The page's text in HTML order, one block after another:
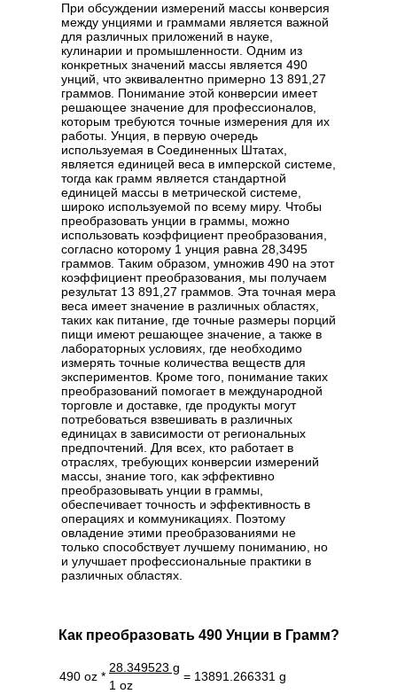
При обсуждении измерений массы конверсия
между унциями и граммами является важной
для различных приложений в науке,
кулинарии и промышленности. Одним из
конкретных значений массы является 490
унций, что эквивалентно примерно 13 891,27
граммов. Понимание этой конверсии имеет
решающее значение для профессионалов,
которым требуются точные измерения для их
работы. Унция, в первую очередь
используемая в Соединенных Штатах,
является единицей веса в имперской системе,
тогда как грамм является стандартной
единицей массы в метрической системе,
широко используемой по всему миру. Чтобы
преобразовать унции в граммы, можно
использовать коэффициент преобразования,
согласно которому 1 унция равна 28,3495
граммов. Таким образом, умножив 490 на этот
коэффициент преобразования, мы получаем
результат 13 891,27 граммов. Эта точная мера
веса имеет значение в различных областях,
таких как питание, где точные размеры порций
пищи имеют решающее значение, а также в
лабораторных условиях, где необходимо
измерять точные количества веществ для
экспериментов. Кроме того, понимание таких
преобразований помогает в международной
торговле и доставке, где продукты могут
потребоваться взвешивать в различных
единицах в зависимости от региональных
предпочтений. Для всех, кто работает в
отраслях, требующих конверсии измерений
массы, знание того, как эффективно
преобразовывать унции в граммы,
обеспечивает точность и эффективность в
операциях и коммуникациях. Поэтому
овладение этими преобразованиями не
только способствует лучшему пониманию, но
и улучшает профессиональные практики в
различных областях.
Как преобразовать 490 Унции в Грамм?
490 oz *
28.349523 g
= 13891.266331 g
1 oz